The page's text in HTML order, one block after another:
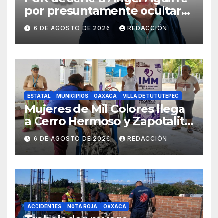
por presuntamente ocultar
evidencias del caso
Ayotzinapa
6 DE AGOSTO DE 2026 REDACCIÓN
ESTATAL MUNICIPIOS OAXACA VILLA DE TUTUTEPEC
Mujeres de Mil Colores llega
a Cerro Hermoso y Zapotalito
para fortalecer redes de
apoyo y prevenir violencias
6 DE AGOSTO DE 2026 REDACCIÓN
ACCIDENTES NOTA ROJA OAXACA